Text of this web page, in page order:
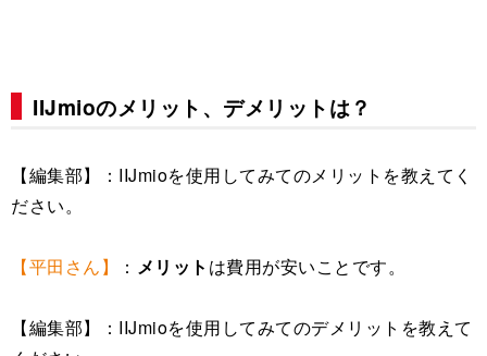
IIJmioのメリット、デメリットは？
【編集部】：IIJmioを使用してみてのメリットを教えてく
ださい。
【平田さん】 ： メリット は費用が安いことです。
【編集部】：IIJmioを使用してみてのデメリットを教えて